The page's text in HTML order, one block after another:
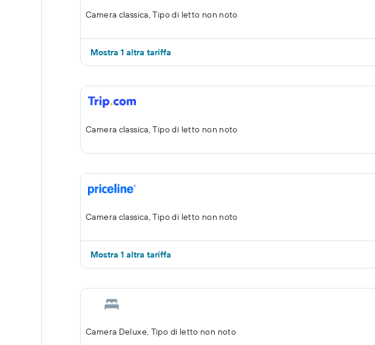
Camera classica, Tipo di letto non noto
Mostra 1 altra tariffa
Camera classica, Tipo di letto non noto
Camera classica, Tipo di letto non noto
Mostra 1 altra tariffa
Camera Deluxe, Tipo di letto non noto